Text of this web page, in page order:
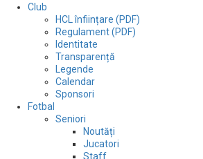
Club
HCL înființare (PDF)
Regulament (PDF)
Identitate
Transparență
Legende
Calendar
Sponsori
Fotbal
Seniori
Noutăți
Jucatori
Staff